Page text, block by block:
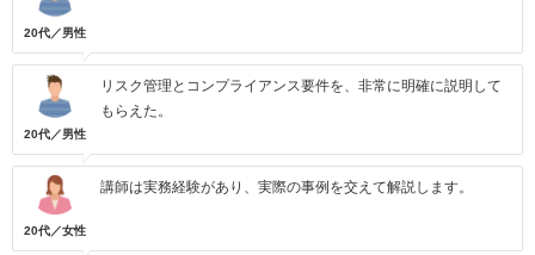
20代／男性
20代／男性
リスク管理とコンプライアンス要件を、非常に明確に説明して
もらえた。
20代／女性
講師は実務経験があり、実際の事例を交えて解説します。